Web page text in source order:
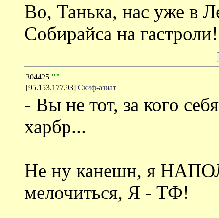
Во, Танька, нас уже в
Собирайса на
304425 ""
[95.153.177.93] Скиф-азиат
- Вы не тот, за кого
харбр...
Не ну канешн, я
мелочиться, Я - ТФ!